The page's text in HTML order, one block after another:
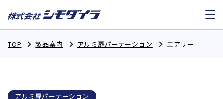
TOP 製品案内 アルミ扉パーテーション エアリー
アルミ扉パーテーション